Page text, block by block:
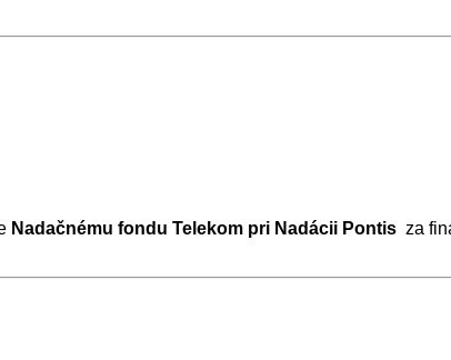
Nadačnému fondu Telekom pri Nadácii Pontis za